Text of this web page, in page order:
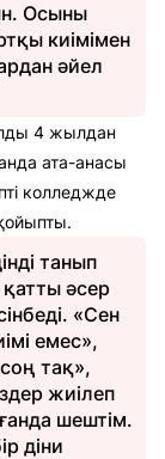
Осыны
киімімен
әйел
4 жылдан
ата-анасы
колледжде
танып
әсер
«Сен
емес»,
тақ»,
жиілеп
шештім.
діни